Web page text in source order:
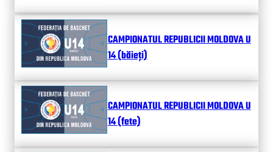
CAMPIONATUL REPUBLICII MOLDOVA U
14 (băieți)
CAMPIONATUL REPUBLICII MOLDOVA U
14 (fete)